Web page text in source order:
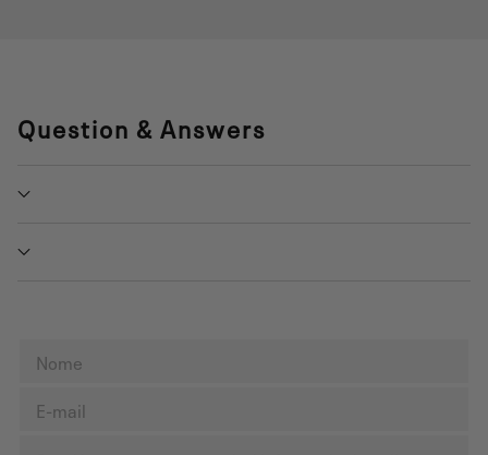
Question & Answers